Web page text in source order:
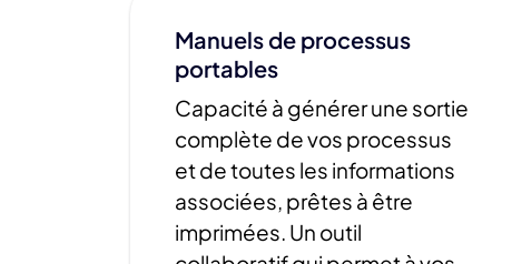
Manuels de processus
portables
Capacité à générer une sortie
complète de vos processus
et de toutes les informations
associées, prêtes à être
imprimées. Un outil